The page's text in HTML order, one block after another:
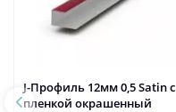
J-Профиль 12мм 0,5 Satin с
пленкой окрашенный